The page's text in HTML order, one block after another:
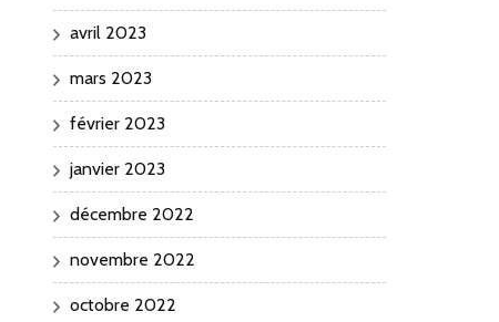
avril 2023
mars 2023
février 2023
janvier 2023
décembre 2022
novembre 2022
octobre 2022